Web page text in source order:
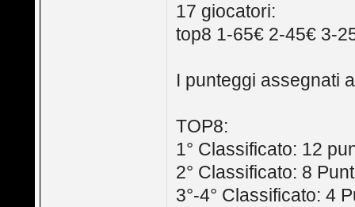
17 giocatori:
top8 1-65€ 2-45€ 3-
I punteggi assegnati
TOP8:
1° Classificato: 12
2° Classificato: 8
3°-4° Classificato: 4